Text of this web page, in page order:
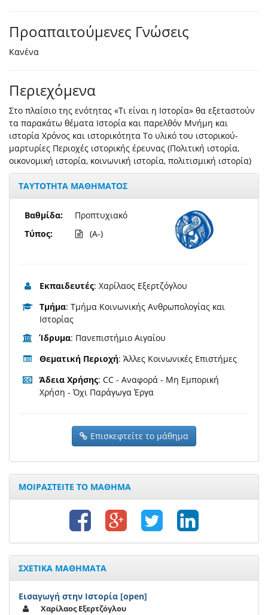
Προαπαιτούμενες Γνώσεις
Κανένα
Περιεχόμενα
Στο πλαίσιο της ενότητας «Τι είναι η Ιστορία» θα εξεταστούν
τα παρακάτω θέματα Ιστορία και παρελθόν Μνήμη και
ιστορία Χρόνος και ιστορικότητα To υλικό του ιστορικού-
μαρτυρίες Περιοχές ιστορικής έρευνας (Πολιτική ιστορία,
οικονομική ιστορία, κοινωνική ιστορία, πολιτισμική ιστορία)
ΤΑΥΤΟΤΗΤΑ ΜΑΘΗΜΑΤΟΣ
Βαθμίδα:
Τύπος:
Προπτυχιακό
(A-)
Εκπαιδευτές: Χαρίλαος Εξερτζόγλου
Τμήμα: Tμήμα Κοινωνικής Ανθρωπολογίας και
Ιστορίας
Ίδρυμα: Πανεπιστήμιο Αιγαίου
Θεματική Περιοχή: Άλλες Κοινωνικές Επιστήμες
Άδεια Χρήσης: CC - Αναφορά - Μη Εμπορική
Χρήση - Όχι Παράγωγα Έργα
Επισκεφτείτε το μάθημα
ΜΟΙΡΑΣΤΕΙΤΕ ΤΟ ΜΑΘΗΜΑ
ΣΧΕΤΙΚΑ ΜΑΘΗΜΑΤΑ
Εισαγωγή στην Ιστορία [open]
Χαρίλαος Εξερτζόγλου